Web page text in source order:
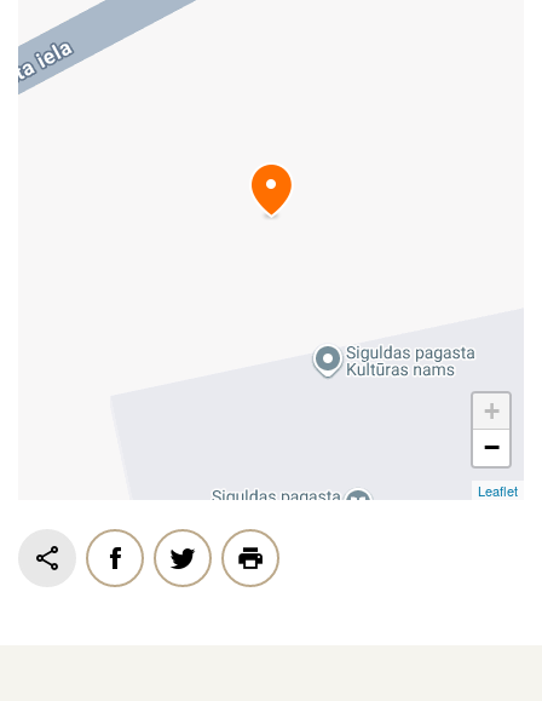
+
−
Leaflet